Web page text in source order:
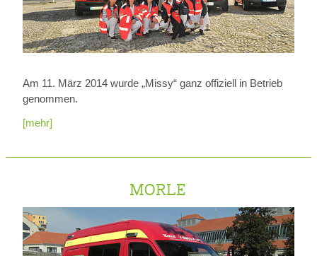
Am 11. März 2014 wurde „Missy“ ganz offiziell in Betrieb
genommen.
[mehr]
MORLE